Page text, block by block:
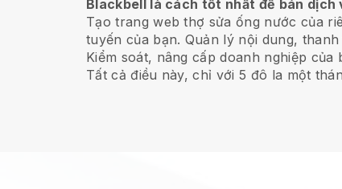
Blackbell là cách tốt nhất để bán dịch
Tạo trang web thợ sửa ống nước của
tuyến của bạn. Quản lý nội dung,
Kiểm soát, nâng cấp doanh nghiệp
Tất cả điều này, chỉ với 5 đô la một